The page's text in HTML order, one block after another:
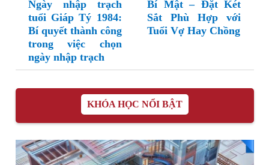
Ngày nhập trạch
tuổi Giáp Tý 1984:
Bí quyết thành công
trong việc chọn
ngày nhập trạch
Bí Mật – Đặt Két
Sắt Phù Hợp với
Tuổi Vợ Hay Chồng
KHÓA HỌC NỔI BẬT